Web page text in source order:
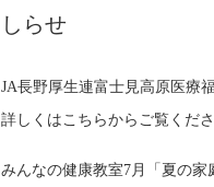
しらせ
JA長野厚生連富士見高原医療
詳しくはこちらからご覧く
みんなの健康教室7月「夏の家